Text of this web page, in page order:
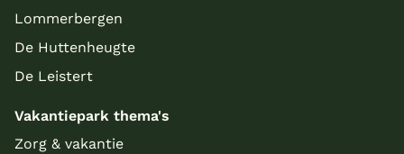
Lommerbergen
De Huttenheugte
De Leistert
Vakantiepark thema's
Zorg & vakantie